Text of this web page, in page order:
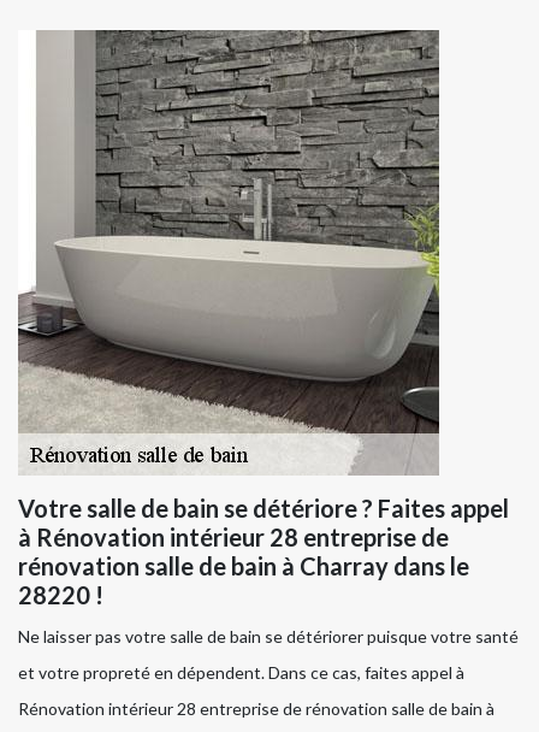
Votre salle de bain se détériore ? Faites appel
à Rénovation intérieur 28 entreprise de
rénovation salle de bain à Charray dans le
28220 !
Ne laisser pas votre salle de bain se détériorer puisque votre santé
et votre propreté en dépendent. Dans ce cas, faites appel à
Rénovation intérieur 28 entreprise de rénovation salle de bain à